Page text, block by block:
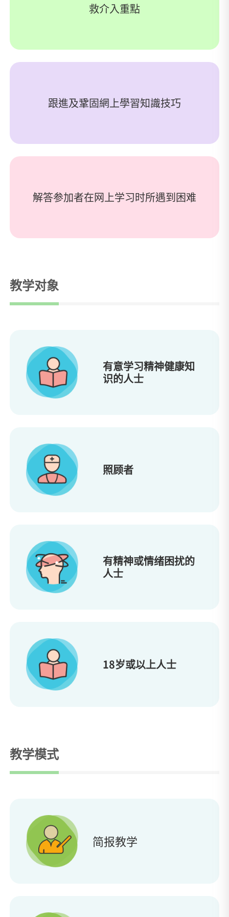
救介入重點
跟進及鞏固網上學習知識技巧
解答参加者在网上学习时所遇到困难
教学对象
有意学习精神健康知
识的人士
照顾者
有精神或情绪困扰的
人士
18岁或以上人士
教学模式
简报教学